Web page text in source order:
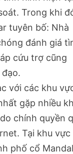
Trong khi
tuyên bố: Nhà
đánh giá
cứu trợ cũng
với các khu
gặp nhiều
chính quyền
Tại khu vực
phố cổ